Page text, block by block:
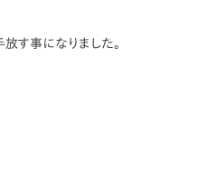
す事になりました。